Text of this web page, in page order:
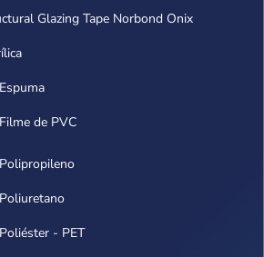
Glazing Tape Norbond Onix
de PVC
- PET